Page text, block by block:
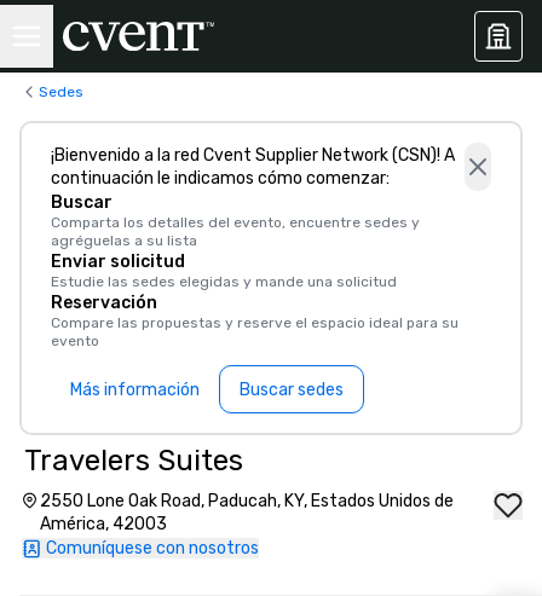
Sedes
¡Bienvenido a la red Cvent Supplier Network (CSN)! A
continuación le indicamos cómo comenzar:
Buscar
Comparta los detalles del evento, encuentre sedes y
agréguelas a su lista
Enviar solicitud
Estudie las sedes elegidas y mande una solicitud
Reservación
Compare las propuestas y reserve el espacio ideal para su
evento
Más información Buscar sedes
Travelers Suites
2550 Lone Oak Road, Paducah, KY, Estados Unidos de
América, 42003
Comuníquese con nosotros